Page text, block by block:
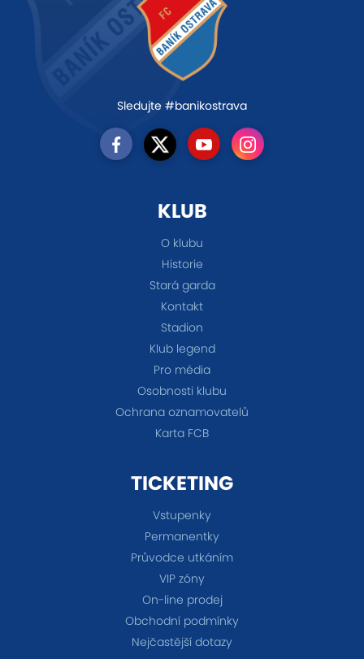
Sledujte #banikostrava
KLUB
O klubu
Historie
Stará garda
Kontakt
Stadion
Klub legend
Pro média
Osobnosti klubu
Ochrana oznamovatelů
Karta FCB
TICKETING
Vstupenky
Permanentky
Průvodce utkáním
VIP zóny
On-line prodej
Obchodní podmínky
Nejčastější dotazy